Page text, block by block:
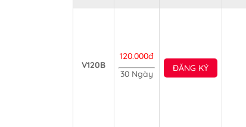
V120B
120.000đ
30 Ngày
ĐĂNG KÝ